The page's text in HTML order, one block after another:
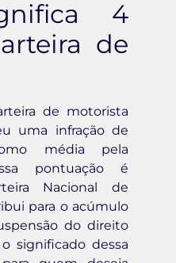
4
de
de motorista
uma infração de
média pela
pontuação é
Nacional de
para o acúmulo
do direito
significado dessa